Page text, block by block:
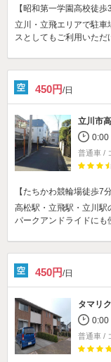
【昭和第一学園高校徒歩3
立川・立飛エリアで駐車
スとしてもご利用いただ
450円/日
立川市
0:00
普通車 /
【たちかわ競輪場徒歩7分
高松駅・立飛駅・立川駅
パークアンドライドにも
450円/日
タマリ
0:00
普通車 /